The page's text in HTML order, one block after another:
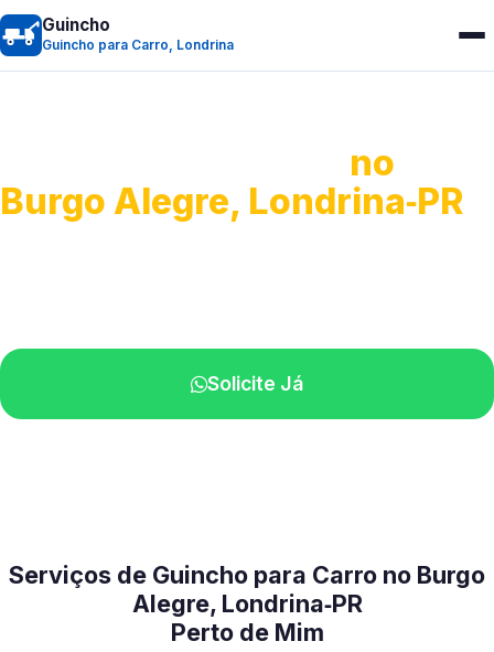
Guincho
Guincho para Carro, Londrina
no
Burgo Alegre, Londrina‑PR
Solicite Já
Serviços de Guincho para Carro no Burgo
Alegre, Londrina‑PR
Perto de Mim